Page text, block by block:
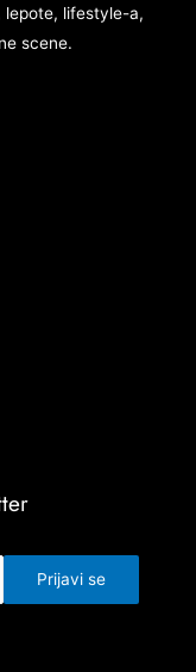
lepote, lifestyle-a,
scene.